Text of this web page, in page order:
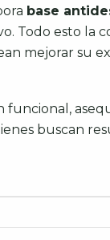
base
Todo esto la
mejorar su
funcional,
buscan